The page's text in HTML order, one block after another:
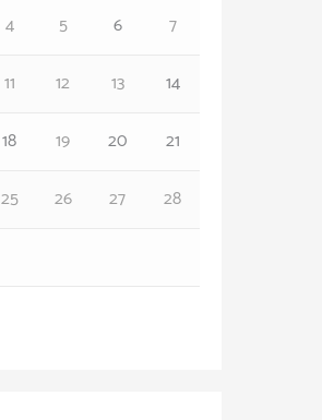
4 5 6
7
11 12 13
14
18 19 20
21
25 26 27
28